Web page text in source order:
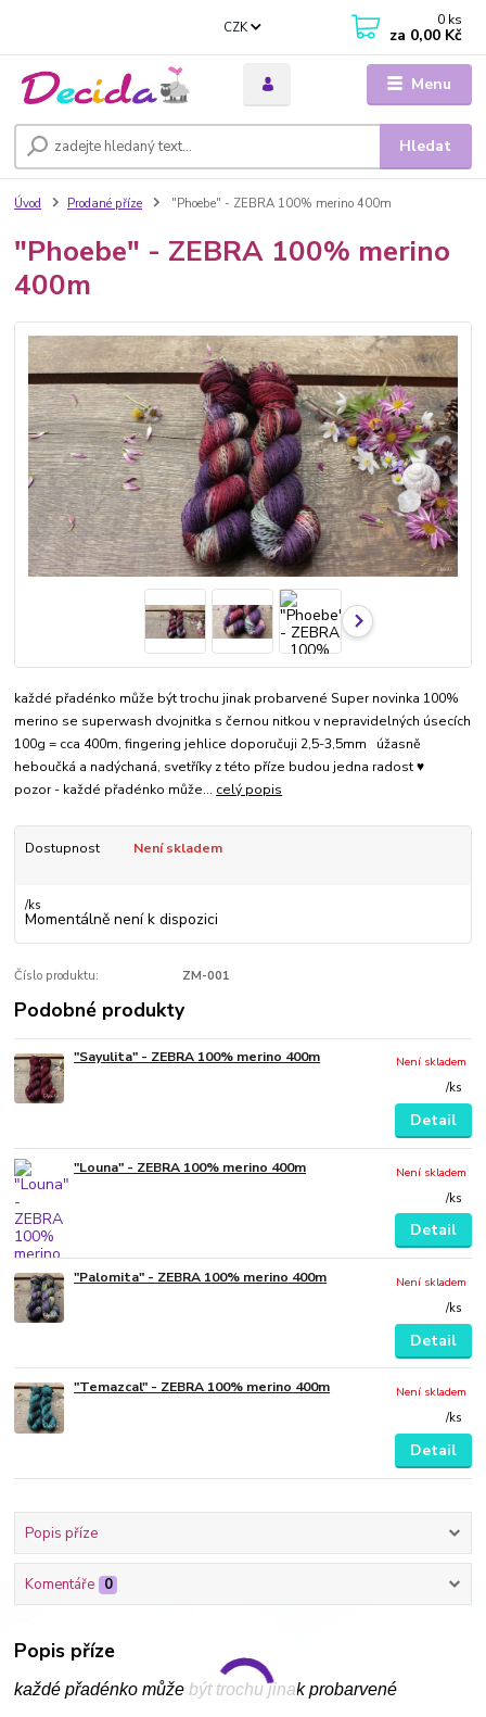
Menu
CZK
Hledat
0 ks
za 0,00 Kč
Úvod Prodané příze "Phoebe" - ZEBRA 100% merino 400m
"Phoebe" - ZEBRA 100% merino
400m
každé přadénko může být trochu jinak probarvené Super novinka 100%
merino se superwash dvojnitka s černou nitkou v nepravidelných úsecích
100g = cca 400m, fingering jehlice doporučuji 2,5-3,5mm úžasně
heboučká a nadýchaná, svetříky z této příze budou jedna radost ♥
pozor - každé přadénko může... celý popis
Dostupnost Není skladem
/ks
Momentálně není k dispozici
Číslo produktu: ZM-001
Podobné produkty
"Sayulita" - ZEBRA 100% merino 400m
/ks
Není skladem
Detail
"Louna" - ZEBRA 100% merino 400m
/ks
Není skladem
Detail
"Palomita" - ZEBRA 100% merino 400m
/ks
Není skladem
Detail
"Temazcal" - ZEBRA 100% merino 400m
/ks
Není skladem
Detail
Popis příze
Komentáře 0
Popis příze
každé přadénko může být trochu jinak probarvené